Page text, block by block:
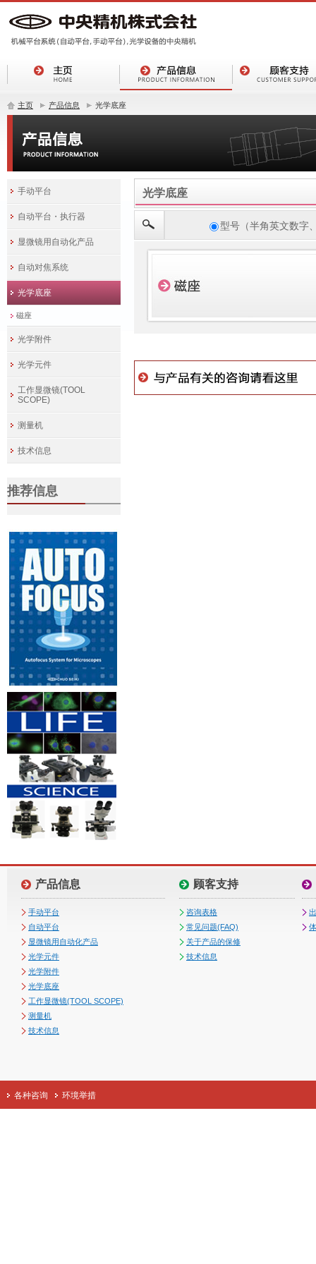
主页 产品信息 光学底座
光学底座
型号（半角英文数字
手动平台
自动平台・执行器
显微镜用自动化产品
自动对焦系统
光学底座
磁座
光学附件
光学元件
工作显微镜(TOOL
SCOPE)
测量机
技术信息
推荐信息
产品信息
手动平台
自动平台
显微镜用自动化产品
光学元件
光学附件
光学底座
工作显微镜(TOOL SCOPE)
测量机
技术信息
顾客支持
咨询表格
常见问题(FAQ)
关于产品的保修
技术信息
各种咨询 环境举措